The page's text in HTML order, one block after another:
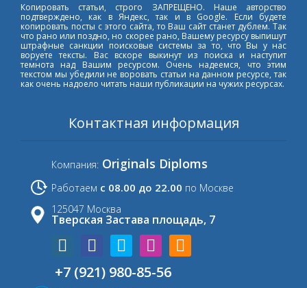
Копировать статьи, строго ЗАПРЕЩЕНО. Наше авторство
подтверждено, как в Яндекс, так и в Google. Если будете
копировать посты с этого сайта, то Ваш сайт станет дублем. Так
что рано или поздно, но скорее рано, Вашему ресурсу выпишут
штрафные санкции поисковые системы за то, что Вы у нас
воруете тексты. Вас вскоре выкинут из поиска и наступит
темнота над Вашим ресурсом. Очень надеемся, что этим
текстом мы убедили не воровать статьи на данном ресурсе, так
как очень надоело читать наши публикации на чужих ресурсах.
Контактная информация
Компания: Originals Diploms
Работаем с 08.00 до 22.00 по Москве
125047 Москва
Тверская Застава площадь, 7
+7 (921) 980-85-56